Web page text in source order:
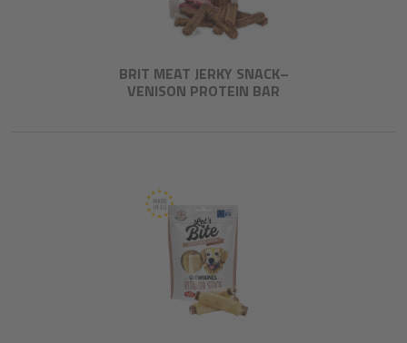
BRIT MEAT JERKY SNACK–
VENISON PROTEIN BAR